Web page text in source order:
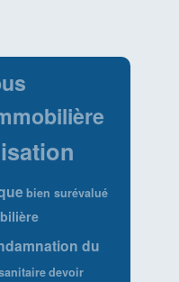
bien surévalué
du
devoir